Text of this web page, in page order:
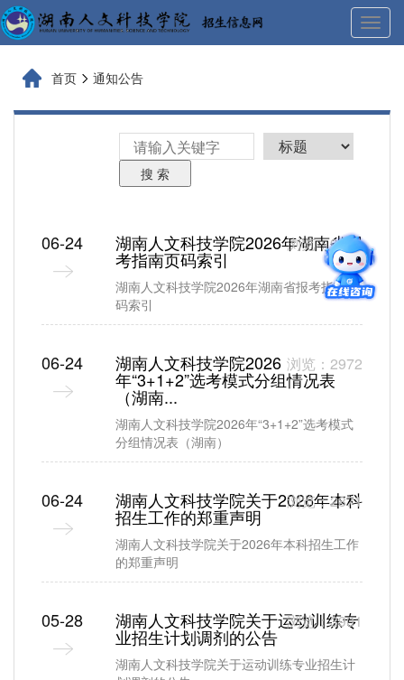
展
开
首页 通知公告
搜 索
湖南人文科技学院2026年湖南省报
考指南页码索引
浏览：9398
湖南人文科技学院2026年湖南省报考指南页
码索引
06-24
湖南人文科技学院2026
年“3+1+2”选考模式分组情况表
（湖南...
浏览：2972
湖南人文科技学院2026年“3+1+2”选考模式
分组情况表（湖南）
06-24
湖南人文科技学院关于2026年本科
招生工作的郑重声明
浏览：2871
湖南人文科技学院关于2026年本科招生工作
的郑重声明
06-24
湖南人文科技学院关于运动训练专
业招生计划调剂的公告
浏览：3901
湖南人文科技学院关于运动训练专业招生计
05-28